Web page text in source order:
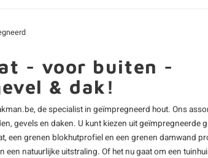
rabat - tand & groef
planchetten
schaaldelen
grenenhout rabat
tuinhout (kleuren)
grenenhout
en lak - voor binnen
Tafel onderstel -
Alle poten &
- voor buiten -
& dak!
de specialist in geïmpregneerd hout. Ons
gevels en daken. U kunt kiezen uit geïmpregneerde
een grenen blokhutprofiel en een grenen damwand
natuurlijke uitstraling. Of het nu gaat om een